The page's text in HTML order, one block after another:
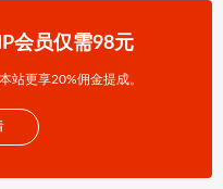
会员仅需98元
站更享20%佣金提成。